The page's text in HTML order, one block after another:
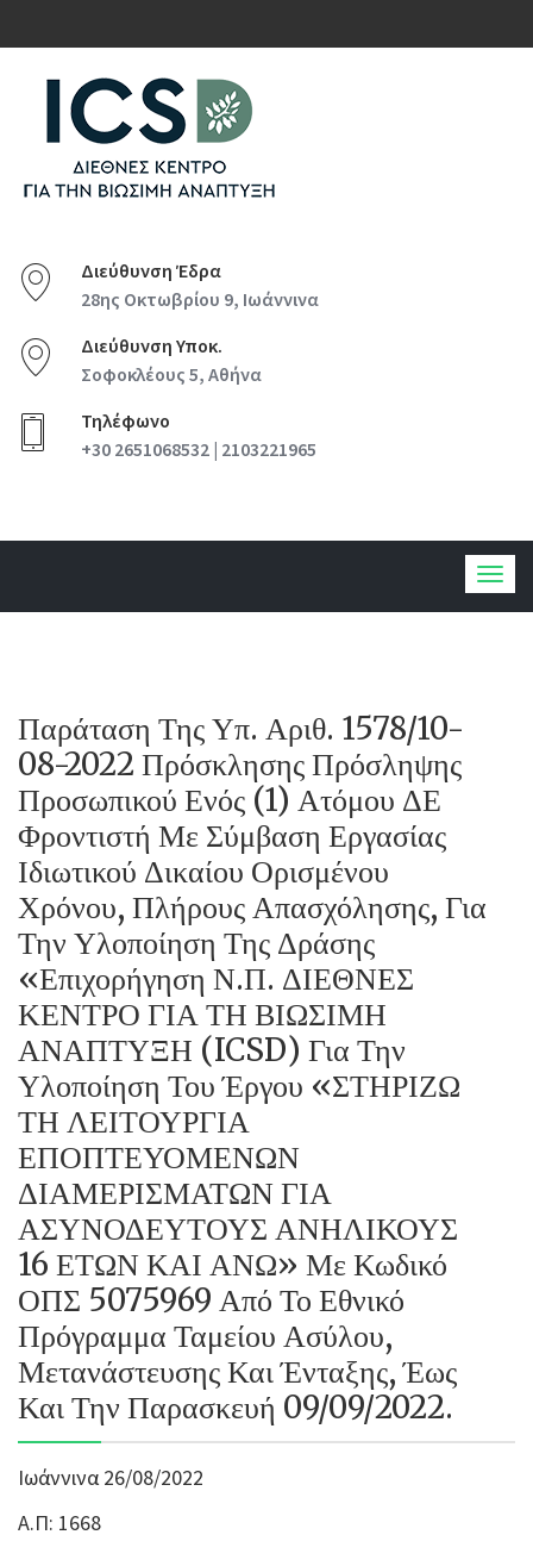
Διεύθυνση Έδρα
28ης Οκτωβρίου 9, Ιωάννινα
Διεύθυνση Υποκ.
Σοφοκλέους 5, Αθήνα
Τηλέφωνο
+30 2651068532 | 2103221965
Παράταση Της Υπ. Αριθ. 1578/10-
08-2022 Πρόσκλησης Πρόσληψης
Προσωπικού Ενός (1) Ατόμου ΔΕ
Φροντιστή Με Σύμβαση Εργασίας
Ιδιωτικού Δικαίου Ορισμένου
Χρόνου, Πλήρους Απασχόλησης, Για
Την Υλοποίηση Της Δράσης
«Επιχορήγηση Ν.Π. ΔΙΕΘΝΕΣ
ΚΕΝΤΡΟ ΓΙΑ ΤΗ ΒΙΩΣΙΜΗ
ΑΝΑΠΤΥΞΗ (ICSD) Για Την
Υλοποίηση Του Έργου «ΣΤΗΡΙΖΩ
ΤΗ ΛΕΙΤΟΥΡΓΙΑ
ΕΠΟΠΤΕΥΟΜΕΝΩΝ
ΔΙΑΜΕΡΙΣΜΑΤΩΝ ΓΙΑ
ΑΣΥΝΟΔΕΥΤΟΥΣ ΑΝΗΛΙΚΟΥΣ
16 ΕΤΩΝ ΚΑΙ ΑΝΩ» Με Κωδικό
ΟΠΣ 5075969 Από Το Εθνικό
Πρόγραμμα Ταμείου Ασύλου,
Μετανάστευσης Και Ένταξης, Έως
Και Την Παρασκευή 09/09/2022.
Ιωάννινα 26/08/2022
Α.Π: 1668